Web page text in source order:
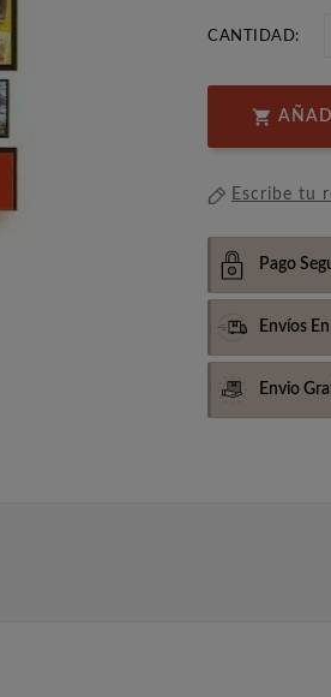
CANTIDAD:

Escribe tu
Pago
Envíos
Envio